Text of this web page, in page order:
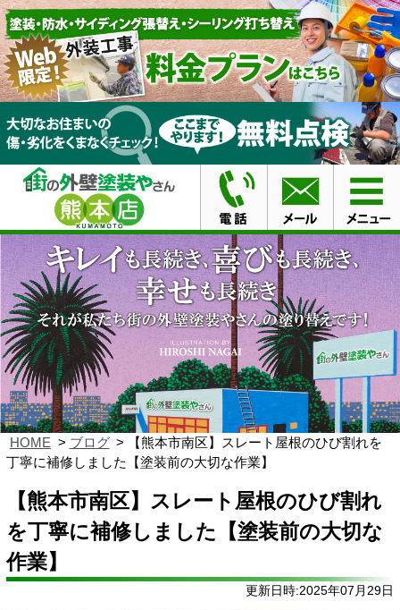
HOME ブログ
【熊本市南区】スレート屋根のひび割れを
丁寧に補修しました【塗装前の大切な作業】
【熊本市南区】スレート屋根のひび割れ
を丁寧に補修しました【塗装前の大切な
作業】
更新日時:2025年07月29日